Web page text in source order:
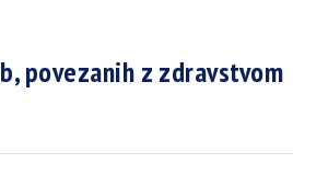
povezanih z zdravstvom